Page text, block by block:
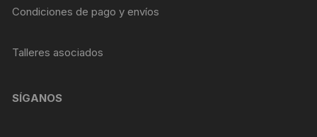
Condiciones de pago y envíos
Talleres asociados
SÍGANOS